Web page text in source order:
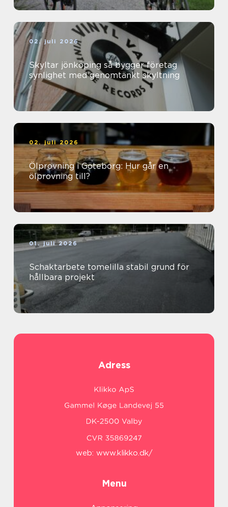
02. juli 2026
Skyltar jönköping så bygger företag
synlighet med genomtänkt skyltning
02. juli 2026
Ölprovning i Göteborg: Hur går en
ölprovning till?
01. juli 2026
Schaktarbete tomelilla stabil grund för
hållbara projekt
Adress
web: www.klikko.dk/
Menu